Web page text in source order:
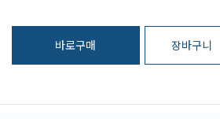
바로구매 장바구니